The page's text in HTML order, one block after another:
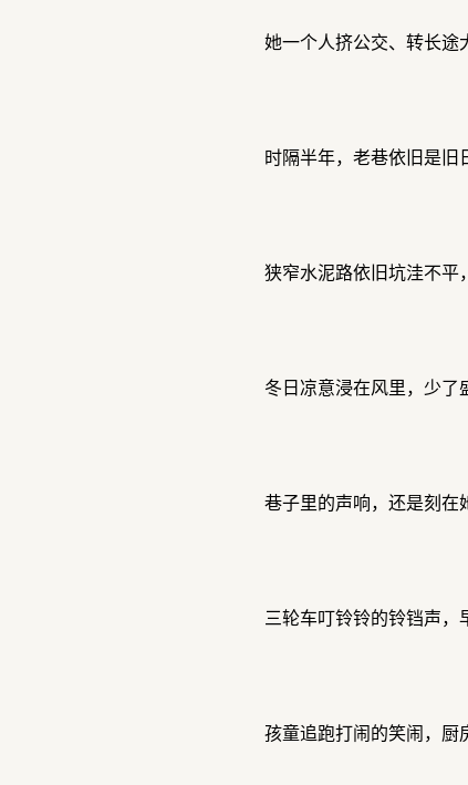
她一个人挤公交、转长途
时隔半年，老巷依旧是旧
狭窄水泥路依旧坑洼不平
冬日凉意浸在风里，少了
巷子里的声响，还是刻在
三轮车叮铃铃的铃铛声，
孩童追跑打闹的笑闹，厨